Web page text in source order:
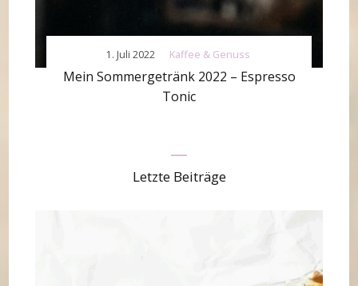
Kaffee & Genuss
Mein Sommergetränk 2022 – Espresso
Tonic
1. Juli 2022
Letzte Beiträge